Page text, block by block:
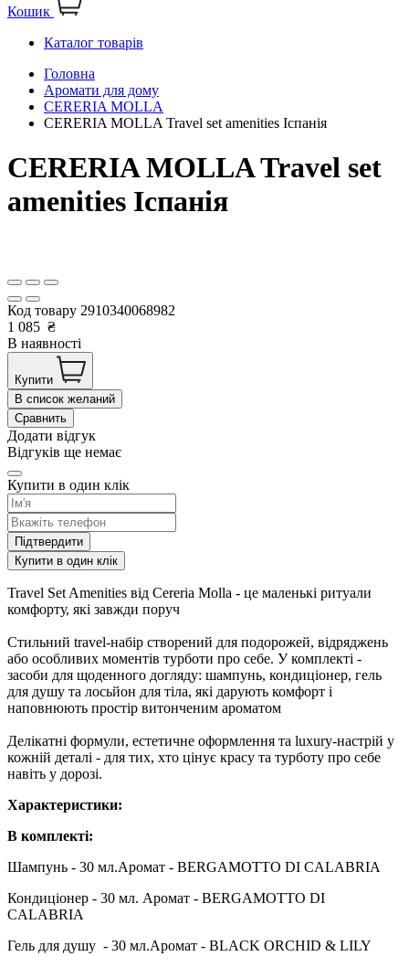
Кошик
Каталог товарів
Головна
Аромати для дому
CERERIA MOLLA
CERERIA MOLLA Travel set amenities Іспанія
CERERIA MOLLA Travel set
amenities Іспанія
Код товару 2910340068982
1 085 ₴
В наявності
Купити
В список желаний
Сравнить
Додати відгук
Відгуків ще немає
Купити в один клік
Підтвердити
Купити в один клік
Travel Set Amenities від Cereria Molla - це маленькі ритуали
комфорту, які завжди поруч
Стильний travel-набір створений для подорожей, відряджень
або особливих моментів турботи про себе. У комплекті -
засоби для щоденного догляду: шампунь, кондиціонер, гель
для душу та лосьйон для тіла, які дарують комфорт і
наповнюють простір витонченим ароматом
Делікатні формули, естетичне оформлення та luxury-настрій у
кожній деталі - для тих, хто цінує красу та турботу про себе
навіть у дорозі.
Характеристики:
В комплекті:
Шампунь - 30 мл.Аромат - BERGAMOTTO DI CALABRIA
Кондиціонер - 30 мл. Аромат - BERGAMOTTO DI
CALABRIA
Гель для душу - 30 мл.Аромат - BLACK ORCHID & LILY